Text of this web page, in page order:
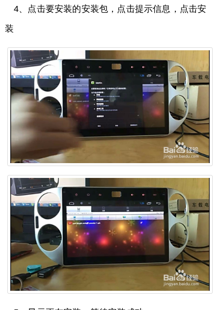
4、点击要安装的安装包，点击提示信息，点击安
装